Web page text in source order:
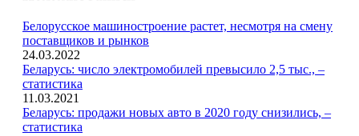
Белорусское машиностроение растет, несмотря на смену
поставщиков и рынков
24.03.2022
Беларусь: число электромобилей превысило 2,5 тыс., –
статистика
11.03.2021
Беларусь: продажи новых авто в 2020 году снизились, –
статистика